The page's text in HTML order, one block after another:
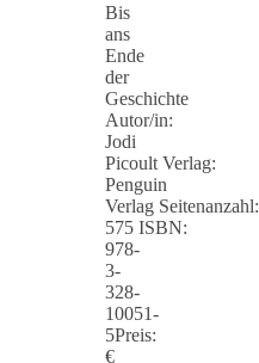
Bis
ans
Ende
der
Geschichte
Autor/in:
Jodi
Picoult Verlag:
Penguin
Verlag Seitenanzahl:
575 ISBN:
978-
3-
328-
10051-
5Preis:
€